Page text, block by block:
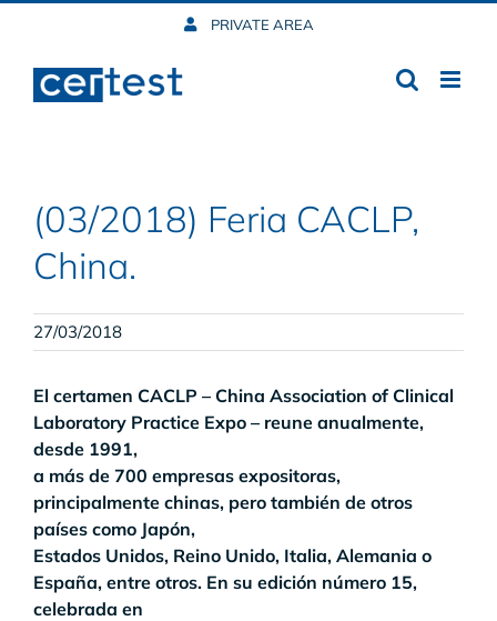
content
PRIVATE AREA
(03/2018) Feria CACLP,
China.
27/03/2018
El certamen CACLP – China Association of Clinical
Laboratory Practice Expo – reune anualmente,
desde 1991,
a más de 700 empresas expositoras,
principalmente chinas, pero también de otros
países como Japón,
Estados Unidos, Reino Unido, Italia, Alemania o
España, entre otros. En su edición número 15,
celebrada en